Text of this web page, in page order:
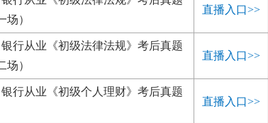
场）
直播入口>>
银行从业《初级法律法规》考后真题
场）
直播入口>>
银行从业《初级个人理财》考后真题
直播入口>>